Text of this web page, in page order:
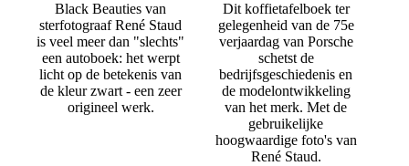
Black Beauties van
sterfotograaf René Staud
is veel meer dan "slechts"
een autoboek: het werpt
licht op de betekenis van
de kleur zwart - een zeer
origineel werk.
Dit koffietafelboek ter
gelegenheid van de 75e
verjaardag van Porsche
schetst de
bedrijfsgeschiedenis en
de modelontwikkeling
van het merk. Met de
gebruikelijke
hoogwaardige foto's van
René Staud.